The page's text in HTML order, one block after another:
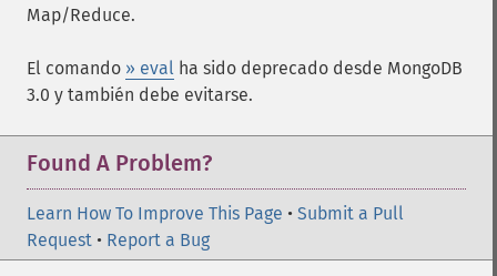
Map/Reduce.
El comando » eval ha sido deprecado desde MongoDB
3.0 y también debe evitarse.
Found A Problem?
Learn How To Improve This Page • Submit a Pull
Request • Report a Bug